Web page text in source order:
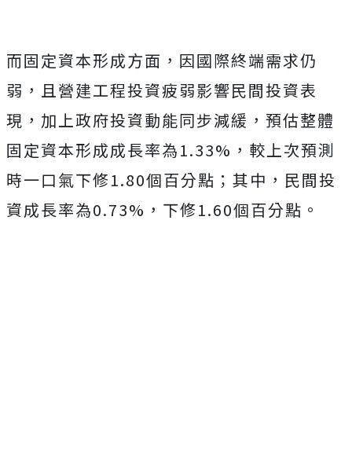
而固定資本形成方面，因國際終端需求仍
弱，且營建工程投資疲弱影響民間投資表
現，加上政府投資動能同步減緩，預估整體
固定資本形成成長率為1.33%，較上次預測
時一口氣下修1.80個百分點；其中，民間投
資成長率為0.73%，下修1.60個百分點。